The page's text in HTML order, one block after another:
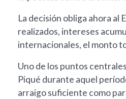
La decisión obliga ahora al
realizados, intereses
internacionales, el monto
Uno de los puntos
Piqué durante aquel
arraigo suficiente como